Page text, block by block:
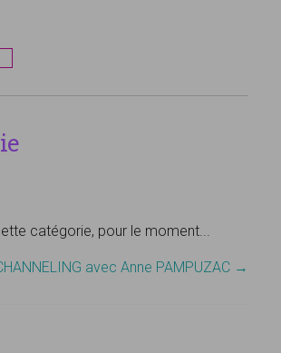
catégorie, pour le moment...
avec Anne PAMPUZAC →